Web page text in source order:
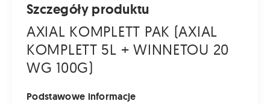
Szczegóły produktu
AXIAL KOMPLETT PAK (AXIAL
KOMPLETT 5L + WINNETOU 20
WG 100G)
Podstawowe informacje